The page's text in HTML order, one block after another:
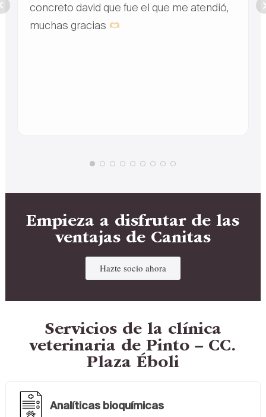
concreto david que fue el que me atendió,
muchas gracias
Empieza a disfrutar de las
ventajas de Canitas
Hazte socio ahora
Servicios de la clínica
veterinaria de Pinto – CC.
Plaza Éboli
Analíticas bioquímicas